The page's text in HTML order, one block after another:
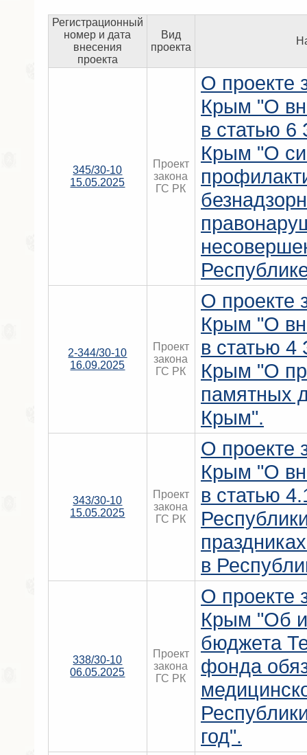
Регистрационный
номер и дата
внесения
проекта
Вид
проекта
345/30-10
15.05.2025
Проект
закона
ГС РК
О проекте
Крым "О
в статью 6
Крым "О
2-344/30-10
16.09.2025
Проект
закона
ГС РК
О проекте
Крым "О
в статью 4
Крым "О
памятных
Крым".
343/30-10
15.05.2025
Проект
закона
ГС РК
О проекте
Крым "О
в статью
в
338/30-10
06.05.2025
Проект
закона
ГС РК
О проекте
Крым "Об
бюджета
фонда
год".